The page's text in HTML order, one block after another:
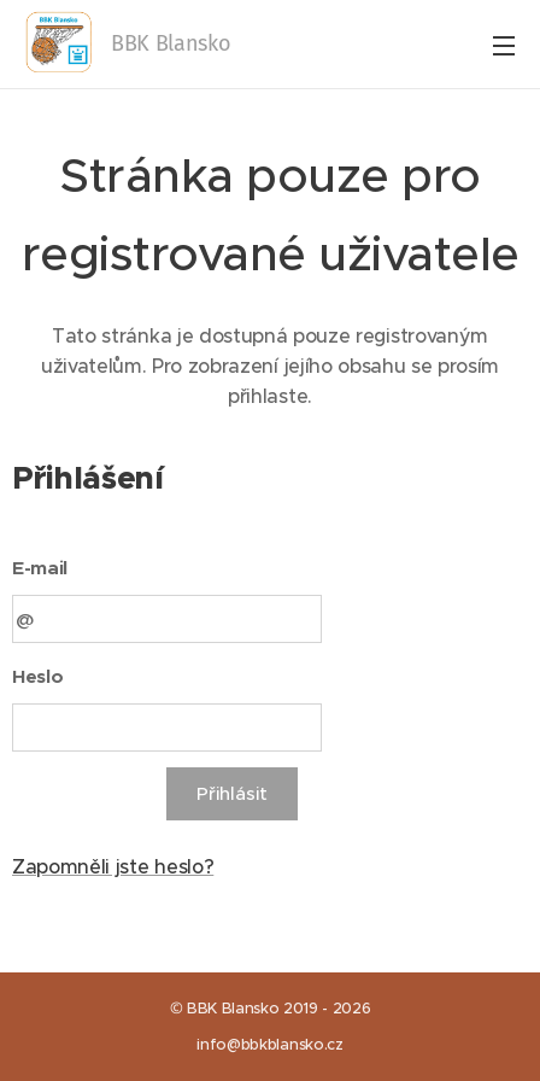
BBK Blansko
Stránka pouze pro
registrované uživatele
Tato stránka je dostupná pouze registrovaným
uživatelům. Pro zobrazení jejího obsahu se prosím
přihlaste.
Přihlášení
E-mail
Heslo
Přihlásit
Zapomněli jste heslo?
© BBK Blansko 2019 - 2026
info@bbkblansko.cz